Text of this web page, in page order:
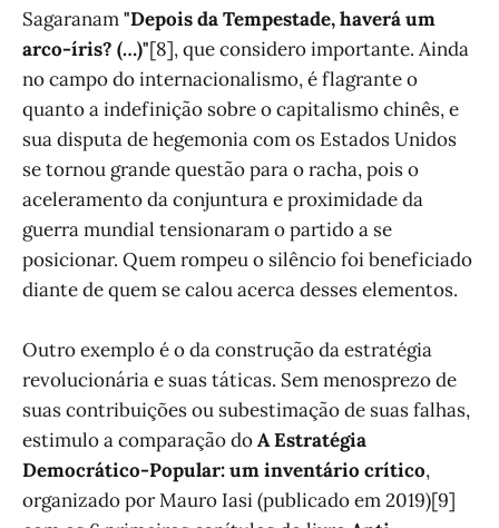
Sagaranam"Depois da Tempestade, haverá um
arco-íris? (…)"[8], que considero importante. Ainda
no campo do internacionalismo, é flagrante o
quanto a indefinição sobre o capitalismo chinês, e
sua disputa de hegemonia com os Estados Unidos
se tornou grande questão para o racha, pois o
aceleramento da conjuntura e proximidade da
guerra mundial tensionaram o partido a se
posicionar. Quem rompeu o silêncio foi beneficiado
diante de quem se calou acerca desses elementos.
Outro exemplo é o da construção da estratégia
revolucionária e suas táticas. Sem menosprezo de
suas contribuições ou subestimação de suas falhas,
estimulo a comparação doA Estratégia
Democrático-Popular: um inventário crítico,
organizado por Mauro Iasi (publicado em 2019)[9]